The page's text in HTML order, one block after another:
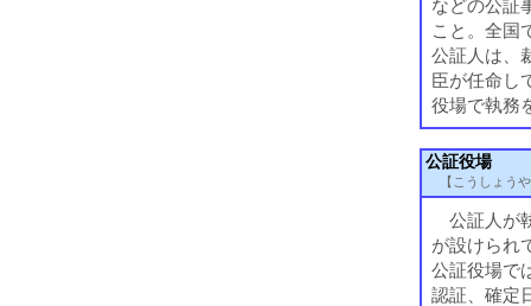
などの公証
こと。全国
公証人は、
臣が任命し
役場で執務
公証役場
【こうしょう
公証人が
が設けられ
公証役場で
認証、確定